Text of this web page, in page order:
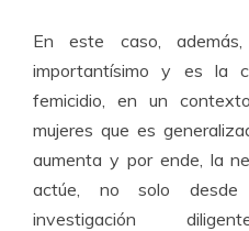
En este caso,
importantísimo y es la
femicidio, en un
mujeres que es
aumenta y por ende, la
actúe, no solo
investigación